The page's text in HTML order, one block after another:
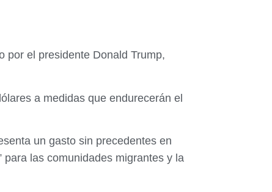
por el presidente Donald Trump,
a medidas que endurecerán el
un gasto sin precedentes en
para las comunidades migrantes y la